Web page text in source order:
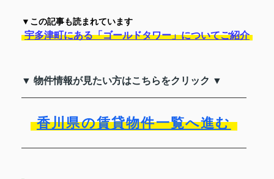
▼この記事も読まれています
宇多津町にある「ゴールドタワー」についてご紹介
▼ 物件情報が見たい方はこちらをクリック ▼
香川県の賃貸物件一覧へ進む